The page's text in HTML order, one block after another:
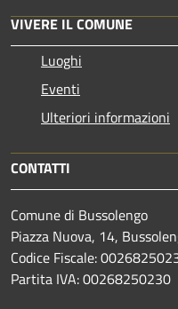
VIVERE IL COMUNE
Luoghi
Eventi
Ulteriori informazioni
CONTATTI
Comune di Bussolengo
Piazza Nuova, 14,
Codice Fiscale:
Partita IVA: 00268250230